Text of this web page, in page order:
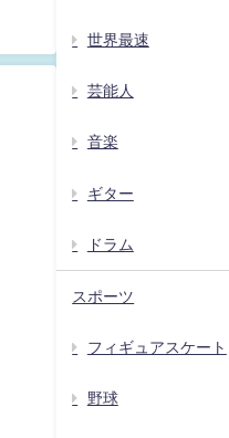
世界最速
芸能人
音楽
ギター
ドラム
スポーツ
フィギュアスケート
野球